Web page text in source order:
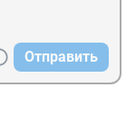
Отправить